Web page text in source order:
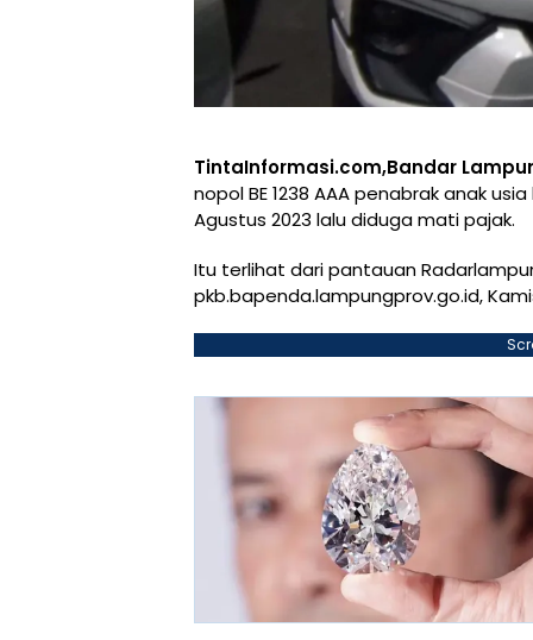
TintaInformasi.com,Bandar
nopol BE 1238 AAA penabrak anak
Agustus 2023 lalu diduga mati pajak.
Itu terlihat dari pantauan
pkb.bapenda.lampungprov.go.id,